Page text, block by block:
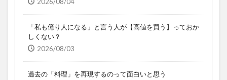
「私も億り人になる」と言う人が【高値を買う】っておか
しくない？
2026/08/03
過去の「料理」を再現するのって面白いと思う